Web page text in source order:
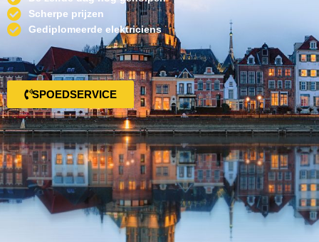
Scherpe prijzen
Gediplomeerde elektriciens
SPOEDSERVICE